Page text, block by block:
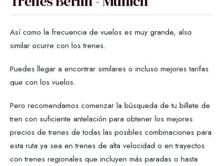
Así como la frecuencia de vuelos es muy grande, also
similar ocurre con los trenes.
Puedes llegar a encontrar similares o incluso mejores tarifas
que con los vuelos.
Pero recomendamos comenzar la búsqueda de tu billete de
tren con suficiente antelación para obtener los mejores
precios de trenes de todas las posibles combinaciones para
esta ruta ya sea en trenes de alta velocidad o en trayectos
con trenes regionales que incluyen más paradas o hasta